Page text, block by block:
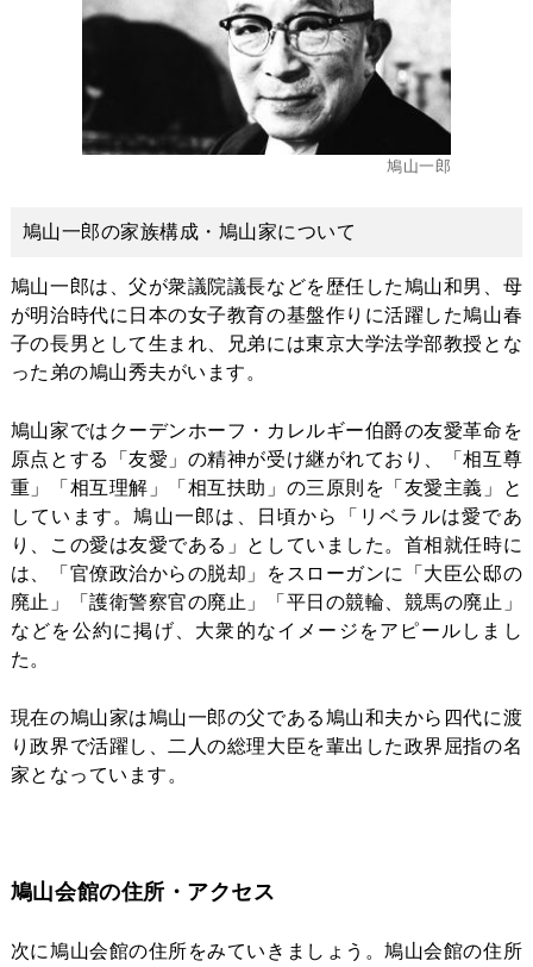
鳩山一郎
鳩山一郎の家族構成・鳩山家について
鳩山一郎は、父が衆議院議長などを歴任した鳩山和男、母
が明治時代に日本の女子教育の基盤作りに活躍した鳩山春
子の長男として生まれ、兄弟には東京大学法学部教授とな
った弟の鳩山秀夫がいます。
鳩山家ではクーデンホーフ・カレルギー伯爵の友愛革命を
原点とする「友愛」の精神が受け継がれており、「相互尊
重」「相互理解」「相互扶助」の三原則を「友愛主義」と
しています。鳩山一郎は、日頃から「リベラルは愛であ
り、この愛は友愛である」としていました。首相就任時に
は、「官僚政治からの脱却」をスローガンに「大臣公邸の
廃止」「護衛警察官の廃止」「平日の競輪、競馬の廃止」
などを公約に掲げ、大衆的なイメージをアピールしまし
た。
現在の鳩山家は鳩山一郎の父である鳩山和夫から四代に渡
り政界で活躍し、二人の総理大臣を輩出した政界屈指の名
家となっています。
鳩山会館の住所・アクセス
次に鳩山会館の住所をみていきましょう。鳩山会館の住所